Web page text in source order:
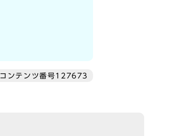
コンテンツ番号127673